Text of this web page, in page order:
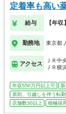
定着率も高い
給与 【年
勤務地 東京都
アクセス
ＪＲ中
ＪＲ横
年収550万円以上可
原則、引越しを伴う転勤
店舗数30以上
積極採